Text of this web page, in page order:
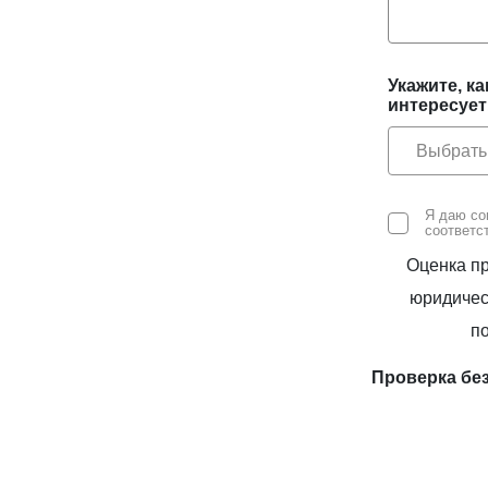
Укажите,
Выбрать
Я даю
Оценка
Проверка